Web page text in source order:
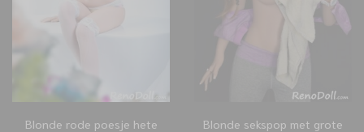
Blonde rode poesje hete
Blonde sekspop met grote